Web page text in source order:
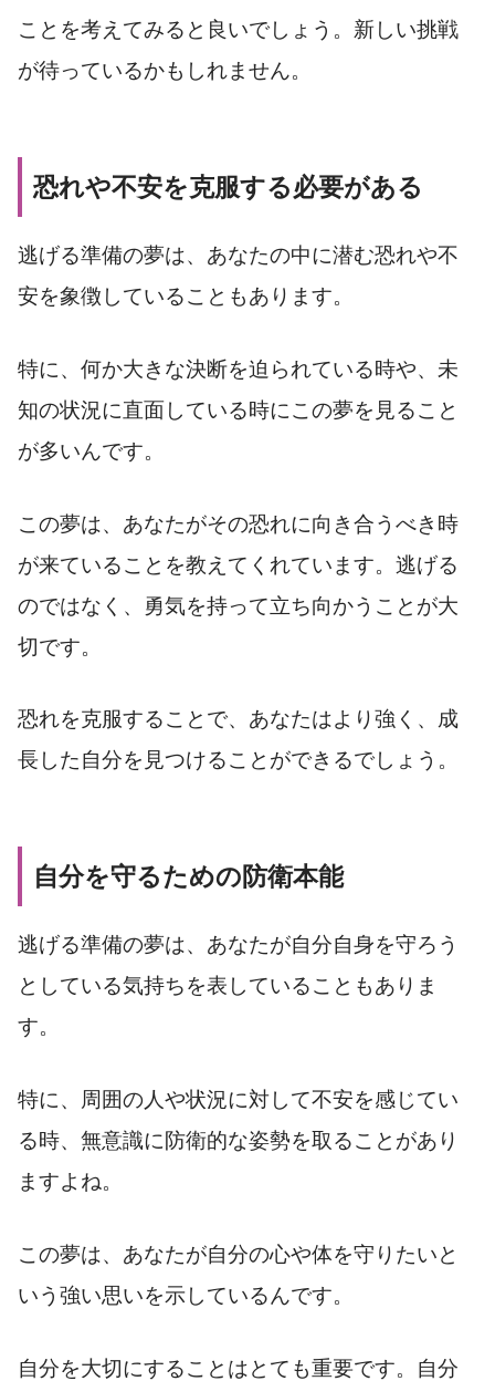
ことを考えてみると良いでしょう。新しい挑戦
が待っているかもしれません。
恐れや不安を克服する必要がある
逃げる準備の夢は、あなたの中に潜む恐れや不
安を象徴していることもあります。
特に、何か大きな決断を迫られている時や、未
知の状況に直面している時にこの夢を見ること
が多いんです。
この夢は、あなたがその恐れに向き合うべき時
が来ていることを教えてくれています。逃げる
のではなく、勇気を持って立ち向かうことが大
切です。
恐れを克服することで、あなたはより強く、成
長した自分を見つけることができるでしょう。
自分を守るための防衛本能
逃げる準備の夢は、あなたが自分自身を守ろう
としている気持ちを表していることもありま
す。
特に、周囲の人や状況に対して不安を感じてい
る時、無意識に防衛的な姿勢を取ることがあり
ますよね。
この夢は、あなたが自分の心や体を守りたいと
いう強い思いを示しているんです。
自分を大切にすることはとても重要です。自分